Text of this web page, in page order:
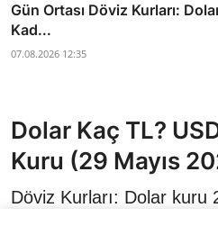
Gün Ortası Döviz Kurları:
Kad...
07.08.2026 12:35
Dolar Kaç TL?
Kuru (29 Mayıs
Döviz Kurları: Dolar kuru